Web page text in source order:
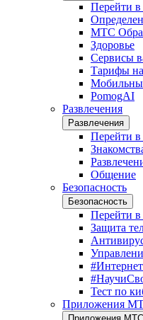
Перейти в
МТС
Здоровье
Сервисы
Тарифы
PomogAI
Развлечения
Развлечения
Перейти в
Общение
Безопасность
Безопасность
Перейти в
Защита
Тест по
Приложения